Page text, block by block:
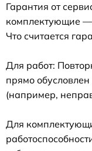
Гарантия от
комплектующие —
Что считается
Для работ:
прямо
(например,
Для